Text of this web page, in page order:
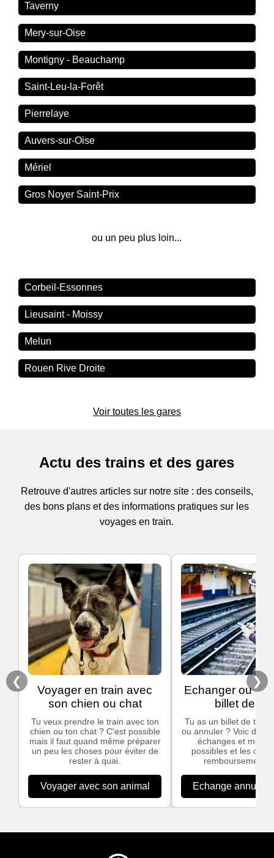
Taverny
Mery-sur-Oise
Montigny - Beauchamp
Saint-Leu-la-Forêt
Pierrelaye
Auvers-sur-Oise
Mériel
Gros Noyer Saint-Prix
ou un peu plus loin...
Corbeil-Essonnes
Lieusaint - Moissy
Melun
Rouen Rive Droite
Voir toutes les gares
Actu des trains et des gares
Retrouve d'autres articles sur notre site : des conseils,
des bons plans et des informations pratiques sur les
voyages en train.
❮
Voyager en train avec
son chien ou chat
Tu veux prendre le train avec ton
chien ou ton chat ? C'est possible
mais il faut quand même préparer
un peu les choses pour éviter de
rester à quai.
Voyager avec son animal
Echanger ou
billet de
Tu as un billet de train
ou annuler ? Voic des
échanges et
possibles et les
remboursement
Echange
❯